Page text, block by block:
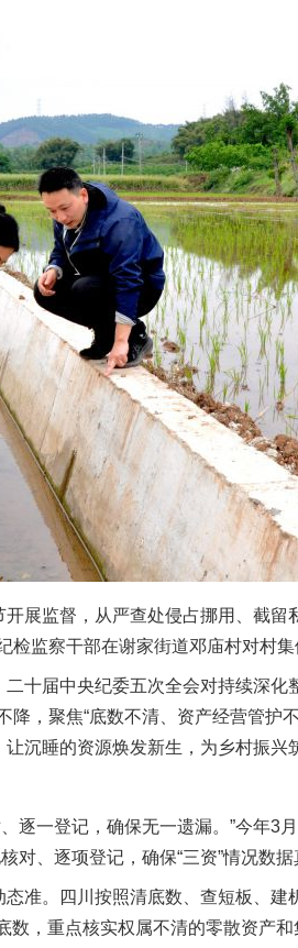
展监督，从严查处侵占挪用、截留
监察干部在谢家街道邓庙村对村
届中央纪委五次全会对持续深化
，聚焦“底数不清、资产经营管护
沉睡的资源焕发新生，为乡村振兴
一登记，确保无一遗漏。”今年3
对、逐项登记，确保“三资”情况数据
。四川按照清底数、查短板、建
数，重点核实权属不清的零散资产